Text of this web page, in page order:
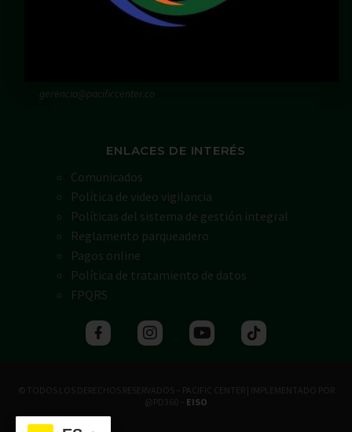
gerencia@pacificcenter.co
ENLACES DE INTERÉS
Comunicados
Política de video vigilancia
Políticas del sistema de gestión integral
Reglamento parqueadero
Pagos online
Política de tratamiento de datos
FPQRS
© TODOS LOS DERECHOS RESERVADOS – PACIFIC CENTER | IMPLEMENTADO POR
@PD360 – EISO